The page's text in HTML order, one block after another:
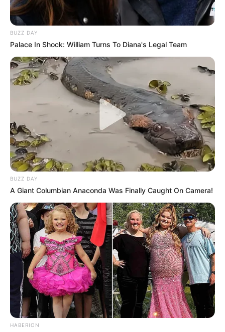
BUZZ DAY
Palace In Shock: William Turns To Diana's Legal Team
BUZZ DAY
A Giant Columbian Anaconda Was Finally Caught On Camera!
HABERION